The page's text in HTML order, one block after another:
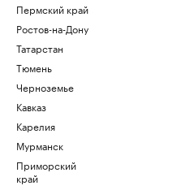
Пермский край
Ростов-на-Дону
Татарстан
Тюмень
Черноземье
Кавказ
Карелия
Мурманск
Приморский
край